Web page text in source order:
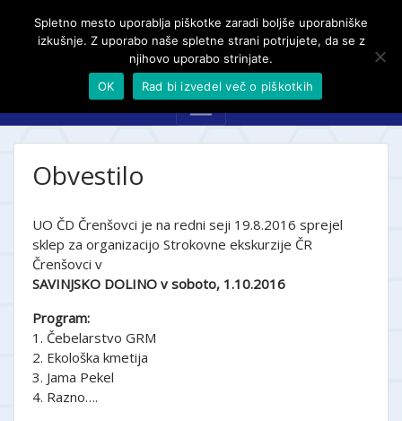
Obvestilo
UO ČD Črenšovci je na redni seji 19.8.2016 sprejel
sklep za organizacijo Strokovne ekskurzije ČR
Črenšovci v
SAVINJSKO DOLINO v soboto, 1.10.2016
Program:
1. Čebelarstvo GRM
2. Ekološka kmetija
3. Jama Pekel
4. Razno….
Spletno mesto uporablja piškotke zaradi boljše uporabniške
izkušnje. Z uporabo naše spletne strani potrjujete, da se z
njihovo uporabo strinjate.
OK
Rad bi izvedel več o piškotkih